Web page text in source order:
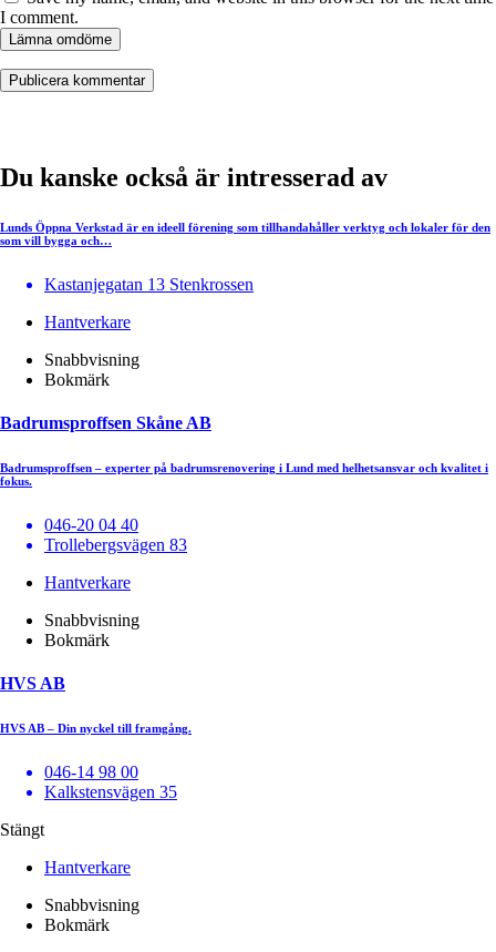
I comment.
Lämna omdöme
Du kanske också är intresserad av
Lunds Öppna Verkstad är en ideell förening som tillhandahåller verktyg och lokaler för den
som vill bygga och…
Kastanjegatan 13 Stenkrossen
Hantverkare
Snabbvisning
Bokmärk
Badrumsproffsen Skåne AB
Badrumsproffsen – experter på badrumsrenovering i Lund med helhetsansvar och kvalitet i
fokus.
046-20 04 40
Trollebergsvägen 83
Hantverkare
Snabbvisning
Bokmärk
HVS AB
HVS AB – Din nyckel till framgång.
046-14 98 00
Kalkstensvägen 35
Stängt
Hantverkare
Snabbvisning
Bokmärk